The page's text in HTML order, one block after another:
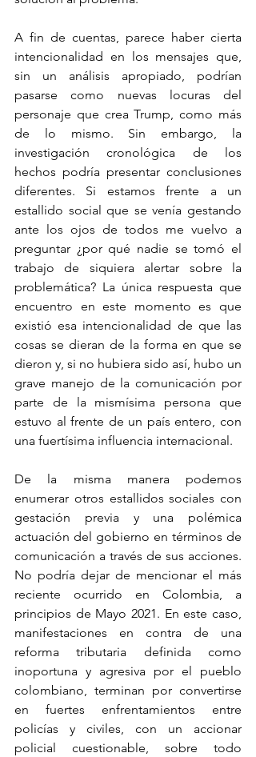
A fin de cuentas, parece haber cierta
intencionalidad en los mensajes que,
sin un análisis apropiado, podrían
pasarse como nuevas locuras del
personaje que crea Trump, como más
de lo mismo. Sin embargo, la
investigación cronológica de los
hechos podría presentar conclusiones
diferentes. Si estamos frente a un
estallido social que se venía gestando
ante los ojos de todos me vuelvo a
preguntar ¿por qué nadie se tomó el
trabajo de siquiera alertar sobre la
problemática? La única respuesta que
encuentro en este momento es que
existió esa intencionalidad de que las
cosas se dieran de la forma en que se
dieron y, si no hubiera sido así, hubo un
grave manejo de la comunicación por
parte de la mismísima persona que
estuvo al frente de un país entero, con
una fuertísima influencia internacional.
De la misma manera podemos
enumerar otros estallidos sociales con
gestación previa y una polémica
actuación del gobierno en términos de
comunicación a través de sus acciones.
No podría dejar de mencionar el más
reciente ocurrido en Colombia, a
principios de Mayo 2021. En este caso,
manifestaciones en contra de una
reforma tributaria definida como
inoportuna y agresiva por el pueblo
colombiano, terminan por convertirse
en fuertes enfrentamientos entre
policías y civiles, con un accionar
policial cuestionable, sobre todo